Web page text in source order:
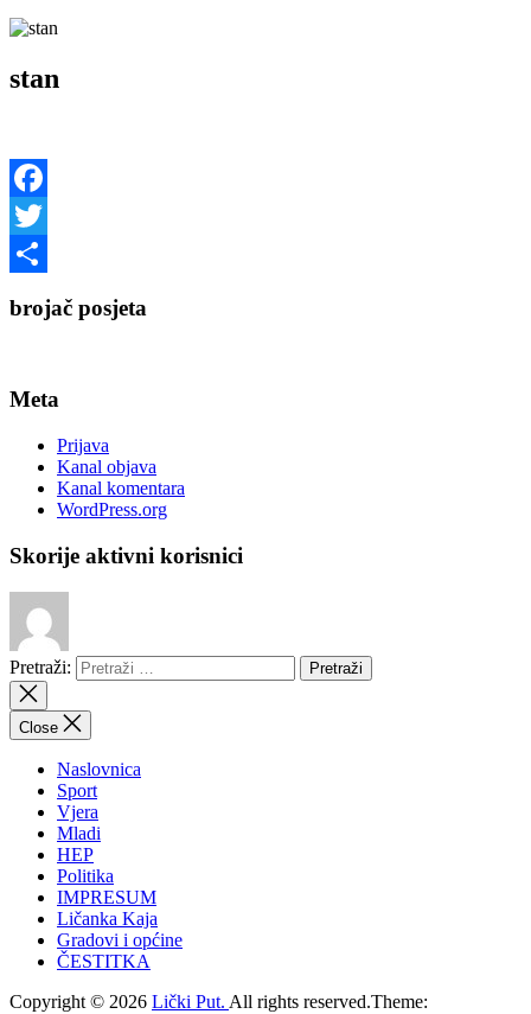
stan
Facebook
Twitter
brojač posjeta
Meta
Prijava
Kanal objava
Kanal komentara
WordPress.org
Skorije aktivni korisnici
Pretraži:
Close
Naslovnica
Sport
Vjera
Mladi
HEP
Politika
IMPRESUM
Ličanka Kaja
Gradovi i općine
ČESTITKA
Copyright © 2026 Lički Put. All rights reserved.Theme: